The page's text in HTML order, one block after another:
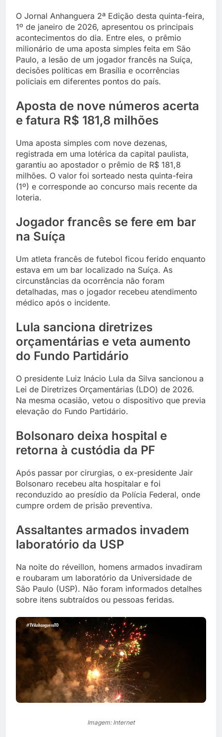
O Jornal Anhanguera 2ª Edição desta quinta-feira,
1º de janeiro de 2026, apresentou os principais
acontecimentos do dia. Entre eles, o prêmio
milionário de uma aposta simples feita em São
Paulo, a lesão de um jogador francês na Suíça,
decisões políticas em Brasília e ocorrências
policiais em diferentes pontos do país.
Aposta de nove números acerta
e fatura R$ 181,8 milhões
Uma aposta simples com nove dezenas,
registrada em uma lotérica da capital paulista,
garantiu ao apostador o prêmio de R$ 181,8
milhões. O valor foi sorteado nesta quinta-feira
(1º) e corresponde ao concurso mais recente da
loteria.
Jogador francês se fere em bar
na Suíça
Um atleta francês de futebol ficou ferido enquanto
estava em um bar localizado na Suíça. As
circunstâncias da ocorrência não foram
detalhadas, mas o jogador recebeu atendimento
médico após o incidente.
Lula sanciona diretrizes
orçamentárias e veta aumento
do Fundo Partidário
O presidente Luiz Inácio Lula da Silva sancionou a
Lei de Diretrizes Orçamentárias (LDO) de 2026.
Na mesma ocasião, vetou o dispositivo que previa
elevação do Fundo Partidário.
Bolsonaro deixa hospital e
retorna à custódia da PF
Após passar por cirurgias, o ex-presidente Jair
Bolsonaro recebeu alta hospitalar e foi
reconduzido ao presídio da Polícia Federal, onde
cumpre ordem de prisão preventiva.
Assaltantes armados invadem
laboratório da USP
Na noite do réveillon, homens armados invadiram
e roubaram um laboratório da Universidade de
São Paulo (USP). Não foram informados detalhes
sobre itens subtraídos ou pessoas feridas.
Imagem: Internet